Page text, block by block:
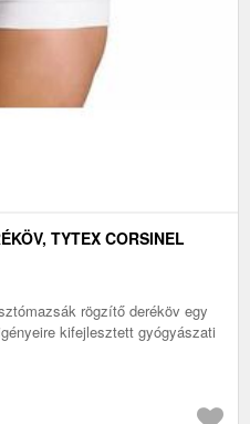
TYTEX CORSINEL
rögzítő deréköv egy
kifejlesztett gyógyászati